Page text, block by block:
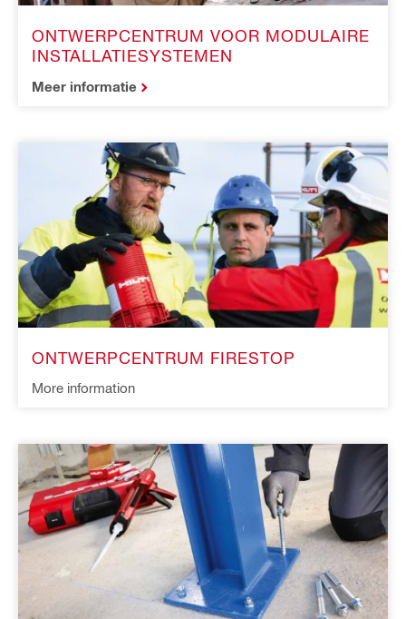
ONTWERPCENTRUM VOOR MODULAIRE
INSTALLATIESYSTEMEN
Meer informatie
ONTWERPCENTRUM FIRESTOP
More information